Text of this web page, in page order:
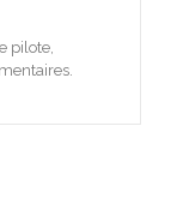
pilote,